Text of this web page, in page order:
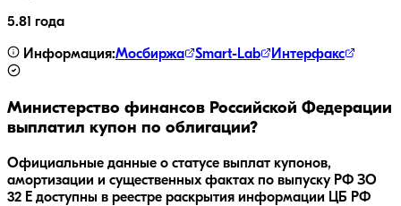
5.81 года
Информация:Мосбиржа Smart-Lab Интерфакс
Министерство финансов Российской Федерации
выплатил купон по облигации?
Официальные данные о статусе выплат купонов,
амортизации и существенных фактах по выпуску РФ ЗО
32 Е доступны в реестре раскрытия информации ЦБ РФ